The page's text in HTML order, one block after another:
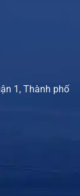
1, Thành phố